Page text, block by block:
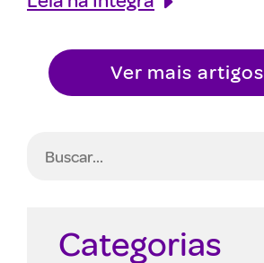
Ver mais artigos
Categorias